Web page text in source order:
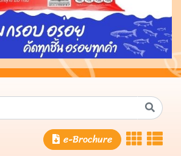
e-Brochure